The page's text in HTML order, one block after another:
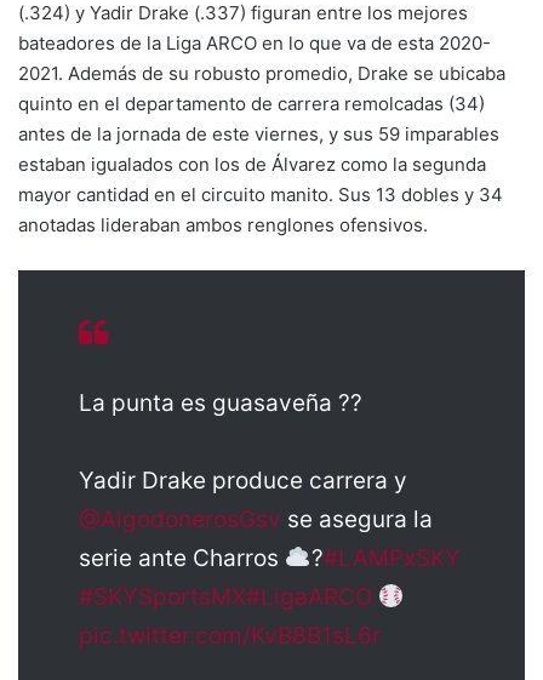
(.324) y Yadir Drake (.337) figuran entre los mejores
bateadores de la Liga ARCO en lo que va de esta 2020-
2021. Además de su robusto promedio, Drake se ubicaba
quinto en el departamento de carrera remolcadas (34)
antes de la jornada de este viernes, y sus 59 imparables
estaban igualados con los de Álvarez como la segunda
mayor cantidad en el circuito manito. Sus 13 dobles y 34
anotadas lideraban ambos renglones ofensivos.
La punta es guasaveña ??
Yadir Drake produce carrera y
@AlgodonerosGsv se asegura la
serie ante Charros
?#LAMPxSKY
#SKYSportsMX#LigaARCO
pic.twitter.com/KvB8B1sL6r